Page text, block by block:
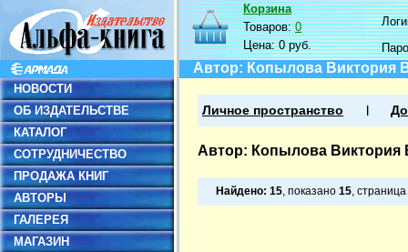
НОВОСТИ
ОБ ИЗДАТЕЛЬСТВЕ
КАТАЛОГ
СОТРУДНИЧЕСТВО
ПРОДАЖА КНИГ
АВТОРЫ
ГАЛЕРЕЯ
МАГАЗИН
Корзина
Товаров:0
Цена:0 руб.
Автор: Копылова Виктория
Личное пространство
Автор: Копылова Виктория
Найдено: 15, показано 15, страница